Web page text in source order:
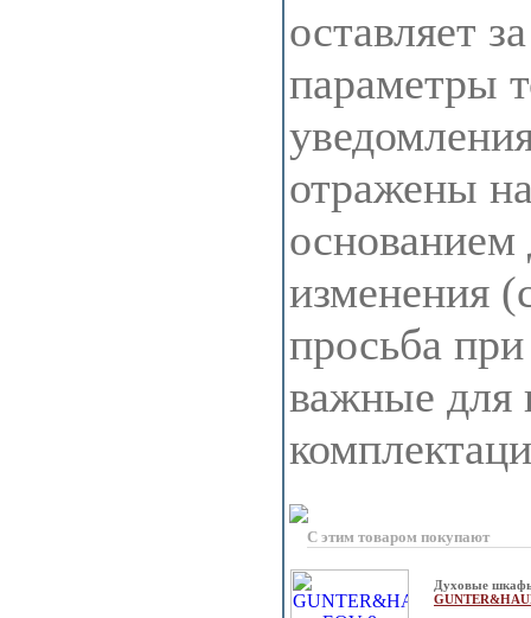
оставляет
параметры
отражены
основанием
изменения
просьба
важные для
С этим товаром покупают
Духовые